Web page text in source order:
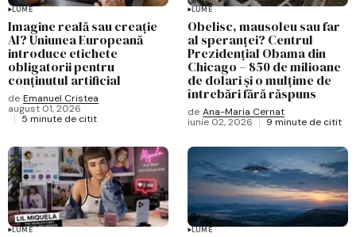
LUME
Imagine reală sau creație
AI? Uniunea Europeană
introduce etichete
obligatorii pentru
conținutul artificial
de Emanuel Cristea
august 01, 2026
5 minute de citit
LUME
Obelisc, mausoleu sau far
al speranței? Centrul
Prezidențial Obama din
Chicago – 850 de milioane
de dolari și o mulțime de
întrebări fără răspuns
de Ana-Maria Cernat
iunie 02, 2026
9 minute de citit
LUME LUME